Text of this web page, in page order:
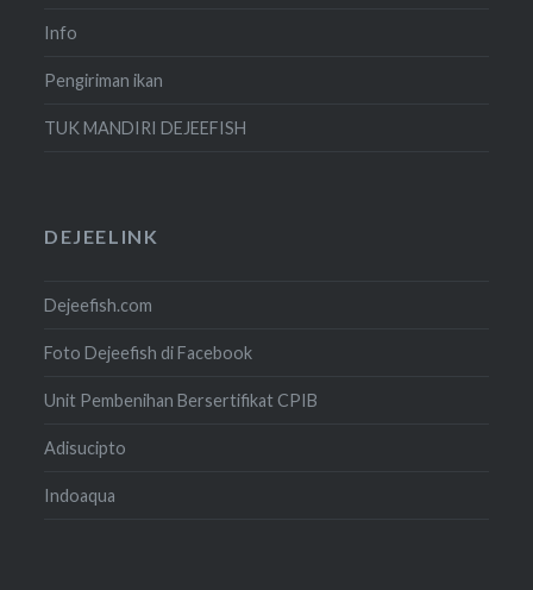
Info
Pengiriman ikan
TUK MANDIRI DEJEEFISH
DEJEELINK
Dejeefish.com
Foto Dejeefish di Facebook
Unit Pembenihan Bersertifikat CPIB
Adisucipto
Indoaqua